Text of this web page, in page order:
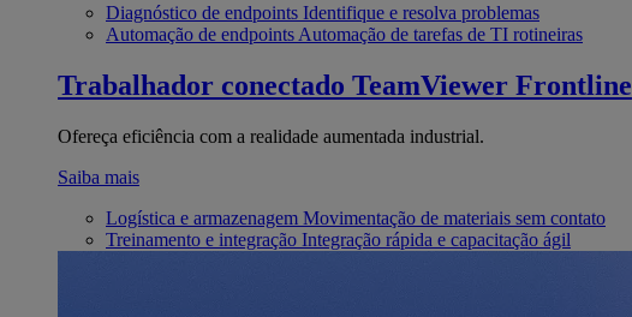
Diagnóstico de endpoints Identifique e resolva problemas
Automação de endpoints Automação de tarefas de TI rotineiras
Trabalhador conectado TeamViewer Frontline
Ofereça eficiência com a realidade aumentada industrial.
Saiba mais
Logística e armazenagem Movimentação de materiais sem contato
Treinamento e integração Integração rápida e capacitação ágil